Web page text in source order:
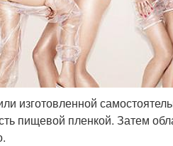
изготовленной
пищевой пленкой. Затем